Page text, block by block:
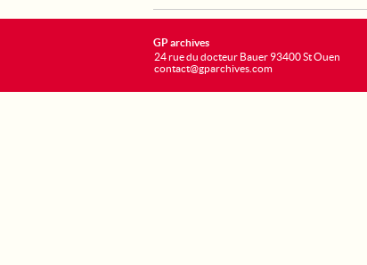
GP archives
24 rue du docteur Bauer 93400 St Ouen
contact@gparchives.com